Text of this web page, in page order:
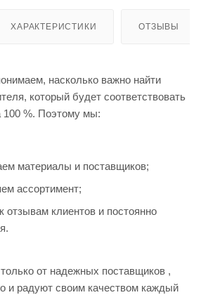
ХАРАКТЕРИСТИКИ ОТЗЫВЫ
насколько важно найти
который будет соответствовать
%. Поэтому мы:
материалы и поставщиков;
ассортимент;
отзывам клиентов и постоянно
от надежных поставщиков ,
и радуют своим качеством каждый